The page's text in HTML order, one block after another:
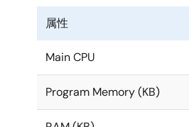
属性
Main CPU
Program Memory (KB)